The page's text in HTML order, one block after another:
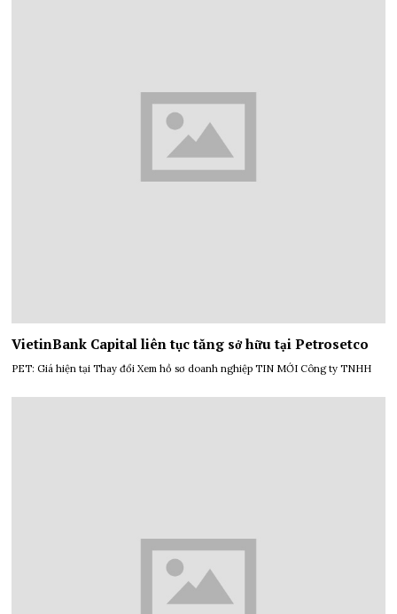
VietinBank Capital liên tục tăng sở hữu tại Petrosetco
PET: Giá hiện tại Thay đổi Xem hồ sơ doanh nghiệp TIN MỚI Công ty TNHH